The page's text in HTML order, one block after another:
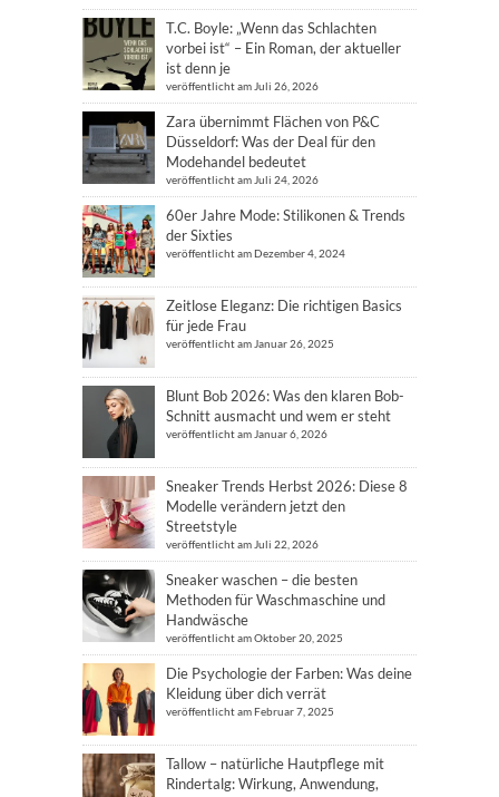
T.C. Boyle: „Wenn das Schlachten
vorbei ist“ – Ein Roman, der aktueller
ist denn je
veröffentlicht am Juli 26, 2026
Zara übernimmt Flächen von P&C
Düsseldorf: Was der Deal für den
Modehandel bedeutet
veröffentlicht am Juli 24, 2026
60er Jahre Mode: Stilikonen & Trends
der Sixties
veröffentlicht am Dezember 4, 2024
Zeitlose Eleganz: Die richtigen Basics
für jede Frau
veröffentlicht am Januar 26, 2025
Blunt Bob 2026: Was den klaren Bob-
Schnitt ausmacht und wem er steht
veröffentlicht am Januar 6, 2026
Sneaker Trends Herbst 2026: Diese 8
Modelle verändern jetzt den
Streetstyle
veröffentlicht am Juli 22, 2026
Sneaker waschen – die besten
Methoden für Waschmaschine und
Handwäsche
veröffentlicht am Oktober 20, 2025
Die Psychologie der Farben: Was deine
Kleidung über dich verrät
veröffentlicht am Februar 7, 2025
Tallow – natürliche Hautpflege mit
Rindertalg: Wirkung, Anwendung,